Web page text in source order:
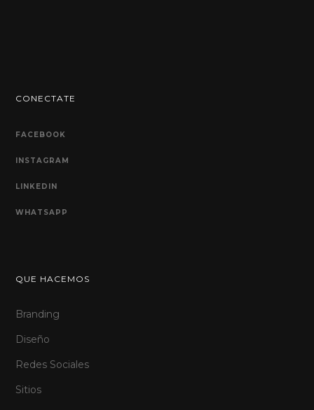
CONECTATE
FACEBOOK
INSTAGRAM
LINKEDIN
WHATSAPP
QUE HACEMOS
Branding
Diseño
Redes Sociales
Sitios